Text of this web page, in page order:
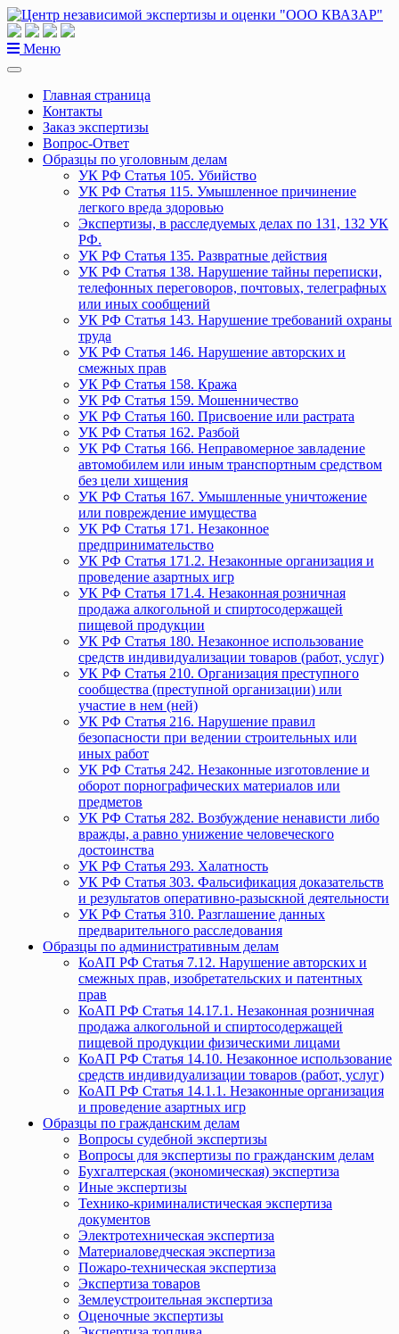
Перейти
к
содержанию
Меню
Главная страница
Контакты
Заказ экспертизы
Вопрос-Ответ
Образцы по уголовным делам
УК РФ Статья 105. Убийство
УК РФ Статья 115. Умышленное причинение
легкого вреда здоровью
Экспертизы, в расследуемых делах по 131, 132 УК
РФ.
УК РФ Статья 135. Развратные действия
УК РФ Статья 138. Нарушение тайны переписки,
телефонных переговоров, почтовых, телеграфных
или иных сообщений
УК РФ Статья 143. Нарушение требований охраны
труда
УК РФ Статья 146. Нарушение авторских и
смежных прав
УК РФ Статья 158. Кража
УК РФ Статья 159. Мошенничество
УК РФ Статья 160. Присвоение или растрата
УК РФ Статья 162. Разбой
УК РФ Статья 166. Неправомерное завладение
автомобилем или иным транспортным средством
без цели хищения
УК РФ Статья 167. Умышленные уничтожение
или повреждение имущества
УК РФ Статья 171. Незаконное
предпринимательство
УК РФ Статья 171.2. Незаконные организация и
проведение азартных игр
УК РФ Статья 171.4. Незаконная розничная
продажа алкогольной и спиртосодержащей
пищевой продукции
УК РФ Статья 180. Незаконное использование
средств индивидуализации товаров (работ, услуг)
УК РФ Статья 210. Организация преступного
сообщества (преступной организации) или
участие в нем (ней)
УК РФ Статья 216. Нарушение правил
безопасности при ведении строительных или
иных работ
УК РФ Статья 242. Незаконные изготовление и
оборот порнографических материалов или
предметов
УК РФ Статья 282. Возбуждение ненависти либо
вражды, а равно унижение человеческого
достоинства
УК РФ Статья 293. Халатность
УК РФ Статья 303. Фальсификация доказательств
и результатов оперативно-разыскной деятельности
УК РФ Статья 310. Разглашение данных
предварительного расследования
Образцы по административным делам
КоАП РФ Статья 7.12. Нарушение авторских и
смежных прав, изобретательских и патентных
прав
КоАП РФ Статья 14.17.1. Незаконная розничная
продажа алкогольной и спиртосодержащей
пищевой продукции физическими лицами
КоАП РФ Статья 14.10. Незаконное использование
средств индивидуализации товаров (работ, услуг)
КоАП РФ Статья 14.1.1. Незаконные организация
и проведение азартных игр
Образцы по гражданским делам
Вопросы судебной экспертизы
Вопросы для экспертизы по гражданским делам
Бухгалтерская (экономическая) экспертиза
Иные экспертизы
Технико-криминалистическая экспертиза
документов
Электротехническая экспертиза
Материаловедческая экспертиза
Пожаро-техническая экспертиза
Экспертиза товаров
Землеустроительная экспертиза
Оценочные экспертизы